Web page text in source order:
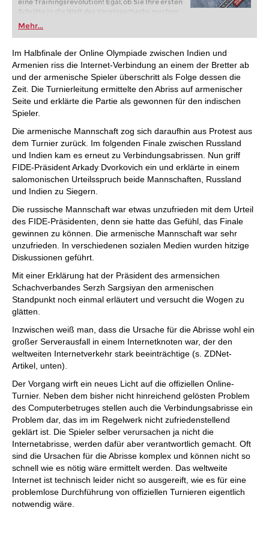
eine Trainingsrevolution! Egal, ob Sie Ihre ersten
Schritte in die Welt des Vereinsschachs machen
oder bereits auf Turnierniveau spielen: Mit
FRITZ trainieren Sie effizienter, intelligenter und
individueller als je zuvor.
Mehr...
Im Halbfinale der Online Olympiade zwischen Indien und
Armenien riss die Internet-Verbindung an einem der Bretter ab
und der armenische Spieler überschritt als Folge dessen die
Zeit. Die Turnierleitung ermittelte den Abriss auf armenischer
Seite und erklärte die Partie als gewonnen für den indischen
Spieler.
Die armenische Mannschaft zog sich daraufhin aus Protest aus
dem Turnier zurück. Im folgenden Finale zwischen Russland
und Indien kam es erneut zu Verbindungsabrissen. Nun griff
FIDE-Präsident Arkady Dvorkovich ein und erklärte in einem
salomonischen Urteilsspruch beide Mannschaften, Russland
und Indien zu Siegern.
Die russische Mannschaft war etwas unzufrieden mit dem Urteil
des FIDE-Präsidenten, denn sie hatte das Gefühl, das Finale
gewinnen zu können. Die armenische Mannschaft war sehr
unzufrieden. In verschiedenen sozialen Medien wurden hitzige
Diskussionen geführt.
Mit einer Erklärung hat der Präsident des armensichen
Schachverbandes Serzh Sargsiyan den armenischen
Standpunkt noch einmal erläutert und versucht die Wogen zu
glätten.
Inzwischen weiß man, dass die Ursache für die Abrisse wohl ein
großer Serverausfall in einem Internetknoten war, der den
weltweiten Internetverkehr stark beeinträchtige (s. ZDNet-
Artikel, unten).
Der Vorgang wirft ein neues Licht auf die offiziellen Online-
Turnier. Neben dem bisher nicht hinreichend gelösten Problem
des Computerbetruges stellen auch die Verbindungsabrisse ein
Problem dar, das im im Regelwerk nicht zufriedenstellend
geklärt ist. Die Spieler selber verursachen ja nicht die
Internetabrisse, werden dafür aber verantwortlich gemacht. Oft
sind die Ursachen für die Abrisse komplex und können nicht so
schnell wie es nötig wäre ermittelt werden. Das weltweite
Internet ist technisch leider nicht so ausgereift, wie es für eine
problemlose Durchführung von offiziellen Turnieren eigentlich
notwendig wäre.